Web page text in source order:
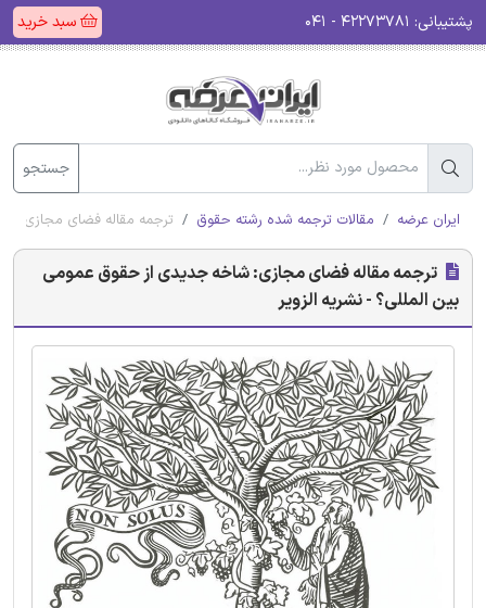
پشتیبانی: سبد خرید
جستجو
ایران عرضه مقالات ترجمه شده رشته حقوق ترجمه مقاله فضای مجازی:
ترجمه مقاله فضای مجازی: شاخه جدیدی از حقوق عمومی
بین المللی؟ - نشریه الزویر